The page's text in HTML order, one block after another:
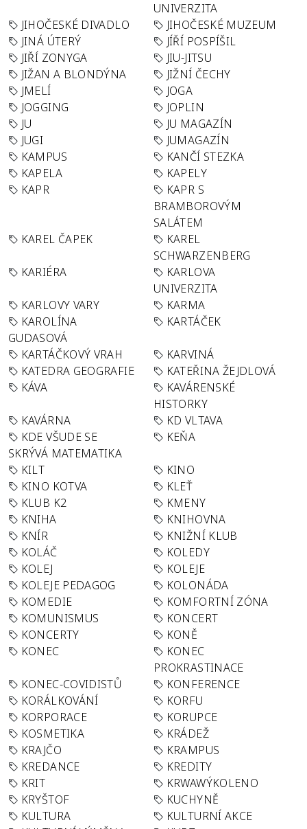
UNIVERZITA
JIHOČESKÉ DIVADLO
JIHOČESKÉ MUZEUM
JINÁ ÚTERÝ
JÍŘÍ POSPÍŠIL
JIŘÍ ZONYGA
JIU-JITSU
JIŽAN A BLONDÝNA
JIŽNÍ ČECHY
JMELÍ
JOGA
JOGGING
JOPLIN
JU
JU MAGAZÍN
JUGI
JUMAGAZÍN
KAMPUS
KANČÍ STEZKA
KAPELA
KAPELY
KAPR
KAPR S
BRAMBOROVÝM
SALÁTEM
KAREL ČAPEK
KAREL
SCHWARZENBERG
KARIÉRA
KARLOVA
UNIVERZITA
KARLOVY VARY
KARMA
KAROLÍNA
GUDASOVÁ
KARTÁČEK
KARTÁČKOVÝ VRAH
KARVINÁ
KATEDRA GEOGRAFIE
KATEŘINA ŽEJDLOVÁ
KÁVA
KAVÁRENSKÉ
HISTORKY
KAVÁRNA
KD VLTAVA
KDE VŠUDE SE
SKRÝVÁ MATEMATIKA
KEŇA
KILT
KINO
KINO KOTVA
KLEŤ
KLUB K2
KMENY
KNIHA
KNIHOVNA
KNÍR
KNIŽNÍ KLUB
KOLÁČ
KOLEDY
KOLEJ
KOLEJE
KOLEJE PEDAGOG
KOLONÁDA
KOMEDIE
KOMFORTNÍ ZÓNA
KOMUNISMUS
KONCERT
KONCERTY
KONĚ
KONEC
KONEC
PROKRASTINACE
KONEC-COVIDISTŮ
KONFERENCE
KORÁLKOVÁNÍ
KORFU
KORPORACE
KORUPCE
KOSMETIKA
KRÁDEŽ
KRAJČO
KRAMPUS
KREDANCE
KREDITY
KRIT
KRWAWÝKOLENO
KRYŠTOF
KUCHYNĚ
KULTURA
KULTURNÍ AKCE